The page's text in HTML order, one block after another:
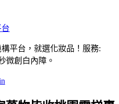
平台，就選化妝品！服務:
微創白內障。